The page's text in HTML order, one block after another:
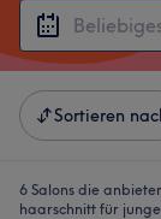
Sortieren
6 Salons die
haarschnitt für